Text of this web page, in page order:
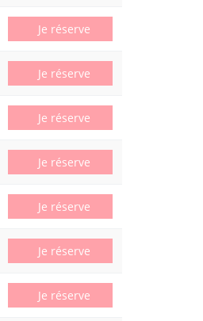
Je réserve
Je réserve
Je réserve
Je réserve
Je réserve
Je réserve
Je réserve